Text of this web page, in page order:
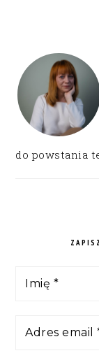
do powstania